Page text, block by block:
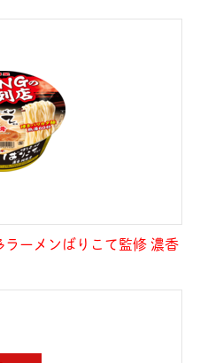
ラーメンばりこて監修 濃香